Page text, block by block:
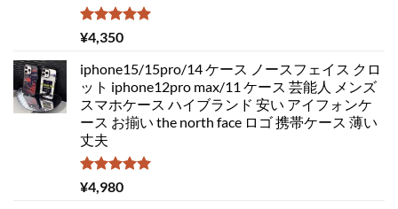
5段階中
5.00
¥4,350
iphone15/15pro/14 ケース ノースフェイス クロ
ット iphone12pro max/11 ケース 芸能人 メンズ
スマホケース ハイブランド 安い アイフォンケ
ース お揃い the north face ロゴ 携帯ケース 薄い
丈夫
5段階中
5.00
¥4,980